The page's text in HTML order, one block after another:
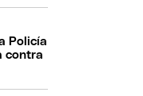
Policía
contra